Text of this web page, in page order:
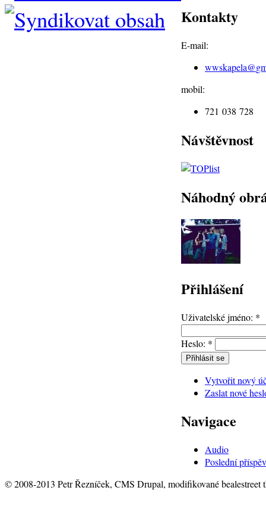
Kontakty
E-mail:
wwskapela@
mobil:
721 038 728
Návštěvnost
Náhodný
Přihlášení
Uživatelské jméno: *
Heslo: *
Vytvořit nový
Zaslat nové
Navigace
Audio
Poslední
© 2008-2013 Petr Řezníček, CMS Drupal, modifikované bealestreet